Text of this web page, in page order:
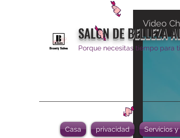
SALON DE BELLEZA
Porque necesitas tiempo para ti
Casa privacidad Servicios
Video